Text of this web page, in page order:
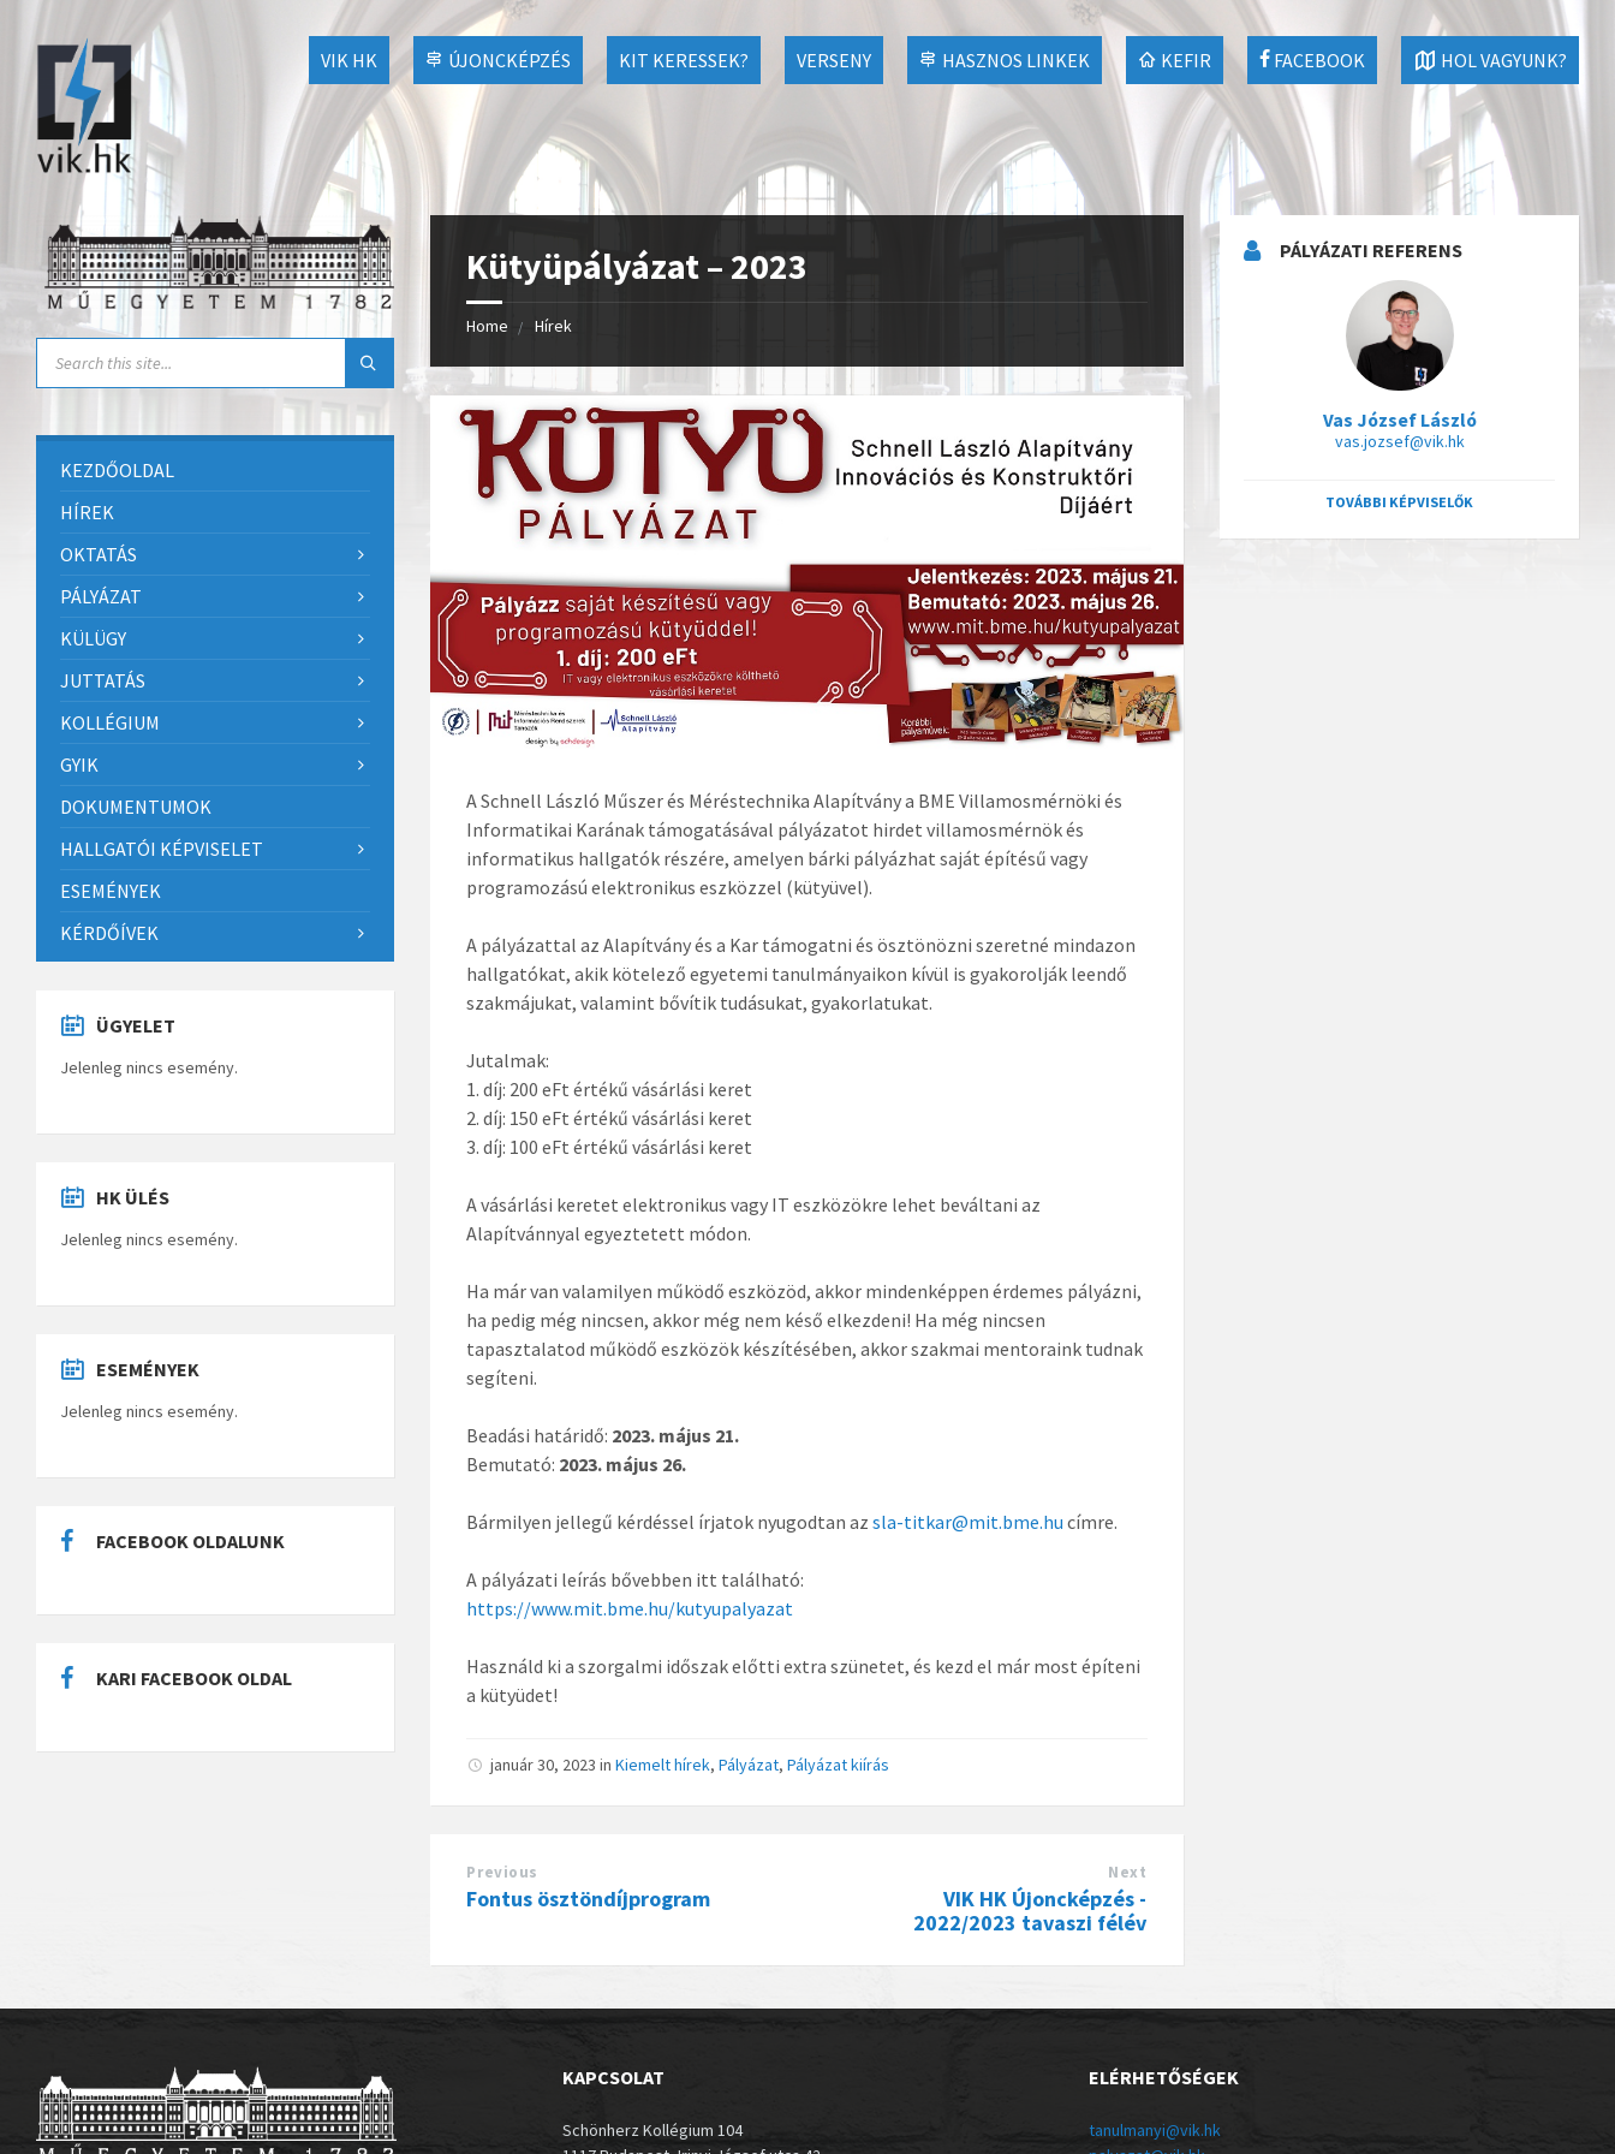
VIK HK ÚJONCKÉPZÉS KIT KERESSEK? VERSENY HASZNOS LINKEK KEFIR FACEBOOK HOL VAGYUNK?
Kütyüpályázat – 2023
Home Hírek
A Schnell László Műszer és Méréstechnika Alapítvány a BME Villamosmérnöki és
Informatikai Karának támogatásával pályázatot hirdet villamosmérnök és
informatikus hallgatók részére, amelyen bárki pályázhat saját építésű vagy
programozású elektronikus eszközzel (kütyüvel).
A pályázattal az Alapítvány és a Kar támogatni és ösztönözni szeretné mindazon
hallgatókat, akik kötelező egyetemi tanulmányaikon kívül is gyakorolják leendő
szakmájukat, valamint bővítik tudásukat, gyakorlatukat.
Jutalmak:
1. díj: 200 eFt értékű vásárlási keret
2. díj: 150 eFt értékű vásárlási keret
3. díj: 100 eFt értékű vásárlási keret
A vásárlási keretet elektronikus vagy IT eszközökre lehet beváltani az
Alapítvánnyal egyeztetett módon.
Ha már van valamilyen működő eszközöd, akkor mindenképpen érdemes pályázni,
ha pedig még nincsen, akkor még nem késő elkezdeni! Ha még nincsen
tapasztalatod működő eszközök készítésében, akkor szakmai mentoraink tudnak
segíteni.
Beadási határidő: 2023. május 21.
Bemutató: 2023. május 26.
Bármilyen jellegű kérdéssel írjatok nyugodtan azsla-titkar@mit.bme.hu címre.
A pályázati leírás bővebben itt található:
https://www.mit.bme.hu/kutyupalyazat
Használd ki a szorgalmi időszak előtti extra szünetet, és kezd el már most építeni
a kütyüdet!
január 30, 2023inKiemelt hírek,Pályázat,Pályázat kiírás
Previous
Fontus ösztöndíjprogram
Next
VIK HK Újoncképzés -
2022/2023 tavaszi félév
KEZDŐOLDAL
HÍREK
OKTATÁS
PÁLYÁZAT
KÜLÜGY
JUTTATÁS
KOLLÉGIUM
GYIK
DOKUMENTUMOK
HALLGATÓI KÉPVISELET
ESEMÉNYEK
KÉRDŐÍVEK
ÜGYELET
Jelenleg nincs esemény.
HK ÜLÉS
Jelenleg nincs esemény.
ESEMÉNYEK
Jelenleg nincs esemény.
FACEBOOK OLDALUNK
KARI FACEBOOK OLDAL
PÁLYÁZATI REFERENS
Vas József László
vas.jozsef@vik.hk
TOVÁBBI KÉPVISELŐK
KAPCSOLAT
Schönherz Kollégium 104
ELÉRHETŐSÉGEK
tanulmanyi@vik.hk